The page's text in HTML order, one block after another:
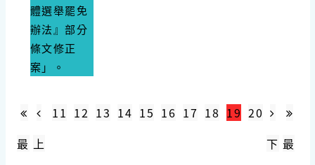
體選舉罷免
辦法』部分
條文修正
案」。
最 上
11 12 13 14 15 16 17 18 19 20
下 最